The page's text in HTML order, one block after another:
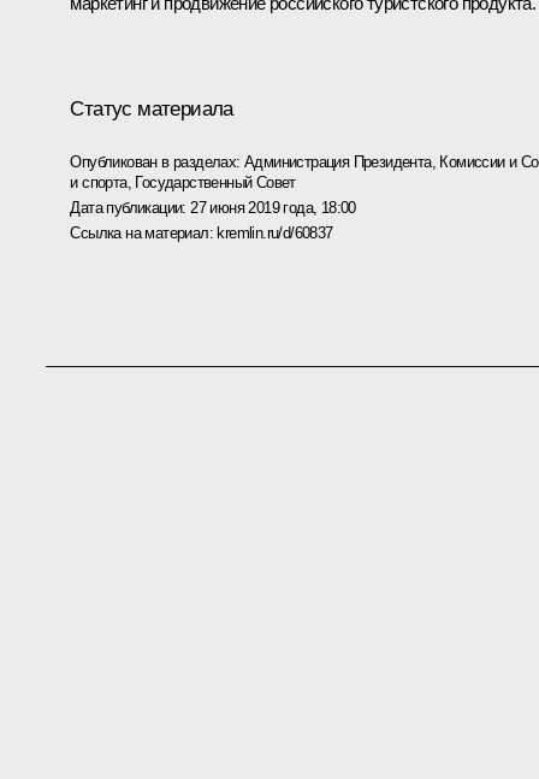
Статус материала
Опубликован в разделах: Администрация Президента, Комиссии и
и спорта, Государственный Совет
Дата публикации: 27 июня 2019 года, 18:00
Ссылка на материал:kremlin.ru/d/60837